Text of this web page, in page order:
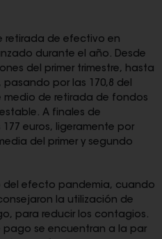
retirada de efectivo en
durante el año. Desde
del primer trimestre, hasta
pasando por las 170,8 del
medio de retirada de fondos
A finales de
euros, ligeramente por
del primer y segundo
del efecto pandemia, cuando
la utilización de
para reducir los contagios.
pago se encuentran a la par